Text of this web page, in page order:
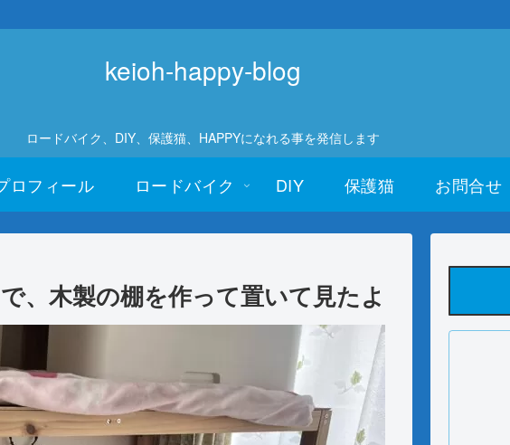
keioh-happy-blog
ロードバイク、DIY、保護猫、HAPPYになれる事を発信します
ロフィール ロードバイク DIY 保護猫 お問合せ
、木製の棚を作って置いて見たよ